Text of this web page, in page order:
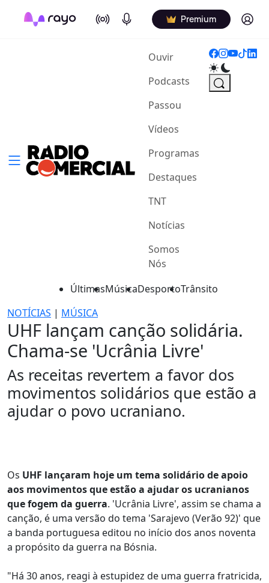
On Air Podcasts Premium Log in
Ouvir(current)
Podcasts
Passou
Vídeos
Programas
Destaques
TNT
Notícias
Somos
Nós
ÚltimasMúsicaDesportoTrânsito
NOTÍCIAS | MÚSICA
UHF lançam canção solidária.
Chama-se 'Ucrânia Livre'
As receitas revertem a favor dos
movimentos solidários que estão a
ajudar o povo ucraniano.
Os UHF lançaram hoje um tema solidário de apoio
aos movimentos que estão a ajudar os ucranianos
que fogem da guerra. 'Ucrânia Livre', assim se chama a
canção, é uma versão do tema 'Sarajevo (Verão 92)' que
a banda portuguesa editou no início dos anos noventa
a propósito da guerra na Bósnia.
"Há 30 anos, reagi à estupidez de uma guerra fratricida,